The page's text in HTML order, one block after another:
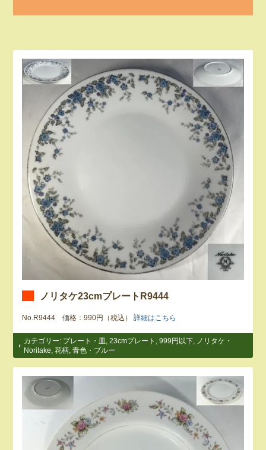
ノリタケ23cmプレートR9444
No.R9444 価格：990円（税込）詳細はこちら
カテゴリー: プレート・皿 ,23cmプレート ,999円以下
ノリタケ・
Noritake ,花柄 ,青色・ブルー